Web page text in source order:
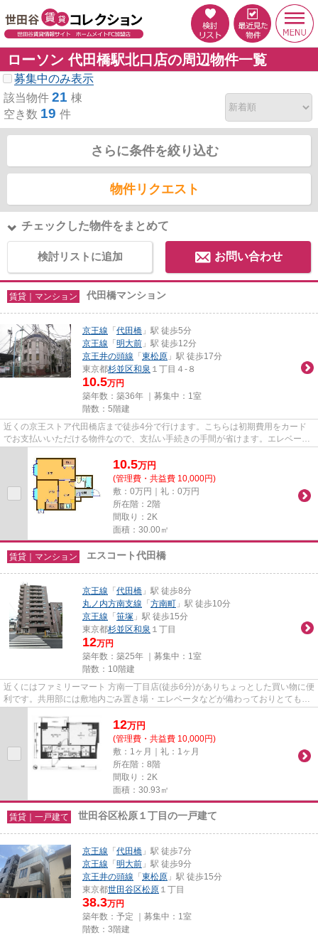
ローソン 代田橋駅北口店の周辺物件一覧
募集中のみ表示
該当物件 21 棟
空き数 19 件
さらに条件を絞り込む
物件リクエスト
チェックした物件をまとめて
検討リストに追加 お問い合わせ
賃貸｜マンション 代田橋マンション
京王線 「代田橋 」駅 徒歩5分
京王線 「明大前 」駅 徒歩12分
京王井の頭線 「東松原 」駅 徒歩17分
東京都杉並区和泉 １丁目４-８
10.5万円
築年数：築36年 ｜募集中： 1室
階数：5階建
近くの京王ストア代田橋店まで徒歩4分で行けます。こちらは初期費用をカード
でお支払いいただける物件なので、支払い手続きの手間が省けます。エレベータ
ー付き物件です。こちらの物件...
10.5万円
(管理費・共益費 10,000円)
敷：0万円｜礼：0万円
所在階：2階
間取り：2K
面積：30.00㎡
賃貸｜マンション エスコート代田橋
京王線 「代田橋 」駅 徒歩8分
丸ノ内方南支線 「方南町 」駅 徒歩10分
京王線 「笹塚 」駅 徒歩15分
東京都杉並区和泉 １丁目
12万円
築年数：築25年 ｜募集中： 1室
階数：10階建
近くにはファミリーマート 方南一丁目店(徒歩6分)がありちょっとした買い物に便
利です。共用部には敷地内ごみ置き場・エレベータなどが備わっておりとても充
実しています。こちらは初...
12万円
(管理費・共益費 10,000円)
敷：1ヶ月｜礼：1ヶ月
所在階：8階
間取り：2K
面積：30.93㎡
賃貸｜一戸建て 世田谷区松原１丁目の一戸建て
京王線 「代田橋 」駅 徒歩7分
京王線 「明大前 」駅 徒歩9分
京王井の頭線 「東松原 」駅 徒歩15分
東京都世田谷区松原 １丁目
38.3万円
築年数：予定 ｜募集中： 1室
階数：3階建